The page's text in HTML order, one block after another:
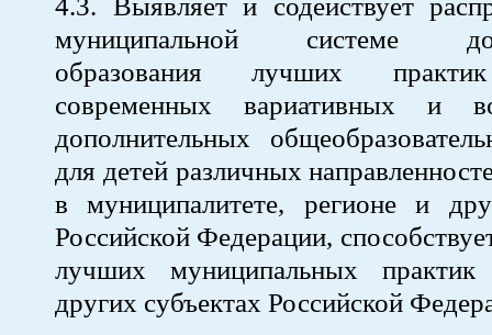
муниципальной системе
образования лучших
современных вариативных и
дополнительных
для детей различных
в муниципалитете, регионе и
Российской Федерации,
лучших муниципальных
других субъектах Российской